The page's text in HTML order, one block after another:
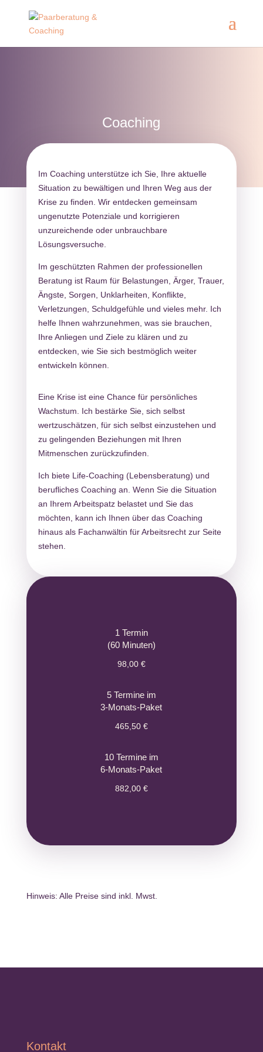
Coaching
Im Coaching unterstütze ich Sie, Ihre aktuelle
Situation zu bewältigen und Ihren Weg aus der
Krise zu finden. Wir entdecken gemeinsam
ungenutzte Potenziale und korrigieren
unzureichende oder unbrauchbare
Lösungsversuche.
Im geschützten Rahmen der professionellen
Beratung ist Raum für Belastungen, Ärger, Trauer,
Ängste, Sorgen, Unklarheiten, Konflikte,
Verletzungen, Schuldgefühle und vieles mehr. Ich
helfe Ihnen wahrzunehmen, was sie brauchen,
Ihre Anliegen und Ziele zu klären und zu
entdecken, wie Sie sich bestmöglich weiter
entwickeln können.
Eine Krise ist eine Chance für persönliches
Wachstum. Ich bestärke Sie, sich selbst
wertzuschätzen, für sich selbst einzustehen und
zu gelingenden Beziehungen mit Ihren
Mitmenschen zurückzufinden.
Ich biete Life-Coaching (Lebensberatung) und
berufliches Coaching an. Wenn Sie die Situation
an Ihrem Arbeitspatz belastet und Sie das
möchten, kann ich Ihnen über das Coaching
hinaus als Fachanwältin für Arbeitsrecht zur Seite
stehen.
1 Termin
(60 Minuten)
98,00 €
5 Termine im
3-Monats-Paket
465,50 €
10 Termine im
6-Monats-Paket
882,00 €
Hinweis: Alle Preise sind inkl. Mwst.
Kontakt